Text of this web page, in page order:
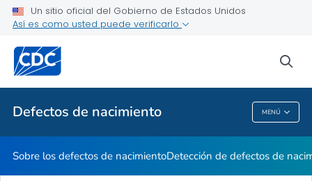
Un sitio oficial del Gobierno de Estados Unidos
Así es como usted puede verificarlo
Defectos de nacimiento MENÚ
Mes de Concientización
Temas relacionados
Defectos De Nacimiento
Sobre los defectos de nacimientoDetección de defectos de